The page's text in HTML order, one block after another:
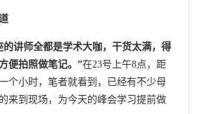
的讲师全都是学术大咖，干货太满，得
便拍照做笔记。”在23号上午8点，距
个小时，笔者就看到，已经有不少母
来到现场，为今天的峰会学习提前做